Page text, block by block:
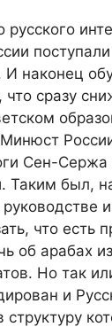
наконец
сразу
Сен-
Таким был,
что есть
об арабах
Но так
и
структуру